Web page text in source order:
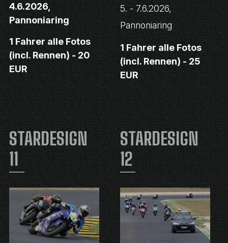
4.6.2026,
Pannoniaring
1 Fahrer alle Fotos
(incl. Rennen) - 20
EUR
5. - 7.6.2026,
Pannoniaring
1 Fahrer alle Fotos
(incl. Rennen) - 25
EUR
STARDESIGN
11
STARDESIGN
12